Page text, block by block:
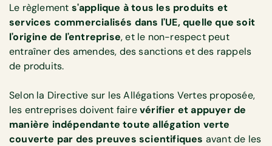
Le règlement s'applique à tous les produits et
services commercialisés dans l'UE, quelle que soit
l'origine de l'entreprise, et le non-respect peut
entraîner des amendes, des sanctions et des rappels
de produits.
Selon la Directive sur les Allégations Vertes proposée,
les entreprises doivent fairevérifier et appuyer de
manière indépendante toute allégation verte
couverte par des preuves scientifiques avant de les